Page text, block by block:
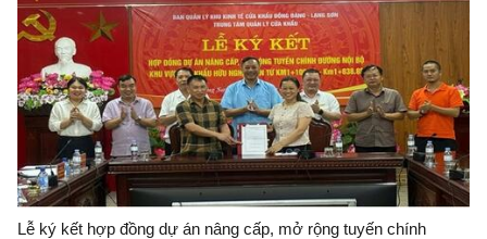
Lễ ký kết hợp đồng dự án nâng cấp, mở rộng tuyến chính